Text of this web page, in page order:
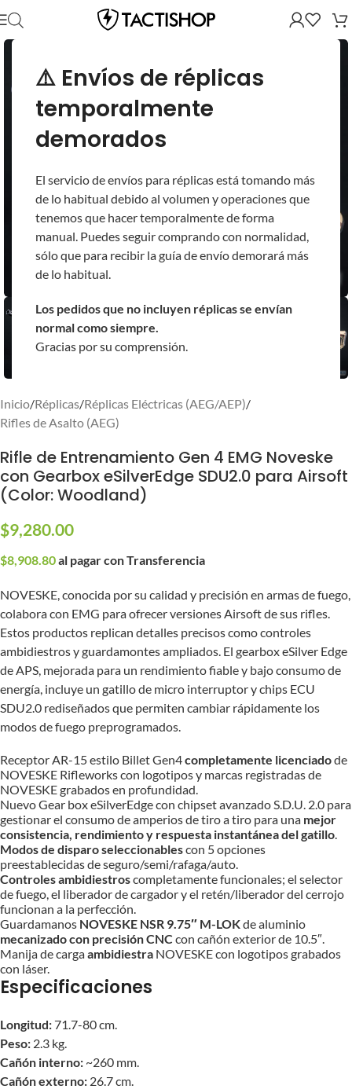
⚠️ Envíos de réplicas
temporalmente
demorados
El servicio de envíos para réplicas está tomando más
de lo habitual debido al volumen y operaciones que
tenemos que hacer temporalmente de forma
manual. Puedes seguir comprando con normalidad,
sólo que para recibir la guía de envío demorará más
de lo habitual.
Los pedidos que no incluyen réplicas se envían
normal como siempre.
Gracias por su comprensión.
Inicio/Réplicas/Réplicas Eléctricas (AEG/AEP)/
Rifles de Asalto (AEG)
Rifle de Entrenamiento Gen 4 EMG Noveske
con Gearbox eSilverEdge SDU2.0 para Airsoft
(Color: Woodland)
$9,280.00
$8,908.80al pagar con Transferencia
NOVESKE, conocida por su calidad y precisión en armas de fuego,
colabora con EMG para ofrecer versiones Airsoft de sus rifles.
Estos productos replican detalles precisos como controles
ambidiestros y guardamontes ampliados. El gearbox eSilver Edge
de APS, mejorada para un rendimiento fiable y bajo consumo de
energía, incluye un gatillo de micro interruptor y chips ECU
SDU2.0 rediseñados que permiten cambiar rápidamente los
modos de fuego preprogramados.
Receptor AR-15 estilo Billet Gen4completamente licenciadode
NOVESKE Rifleworks con logotipos y marcas registradas de
NOVESKE grabados en profundidad.
Nuevo Gear box eSilverEdge con chipset avanzado S.D.U. 2.0 para
gestionar el consumo de amperios de tiro a tiro para una mejor
consistencia, rendimiento y respuesta instantánea del gatillo.
Modos de disparo seleccionablescon 5 opciones
preestablecidas de seguro/semi/rafaga/auto.
Controles ambidiestroscompletamente funcionales; el selector
de fuego, el liberador de cargador y el retén/liberador del cerrojo
funcionan a la perfección.
Guardamanos NOVESKE NSR 9.75″ M-LOKde aluminio
mecanizado con precisión CNC con cañón exterior de 10.5″.
Manija de cargaambidiestra NOVESKE con logotipos grabados
con láser.
Especificaciones
Longitud:71.7-80 cm.
Peso: 2.3 kg.
Cañón interno: ~260 mm.
Cañón externo: 26.7 cm.